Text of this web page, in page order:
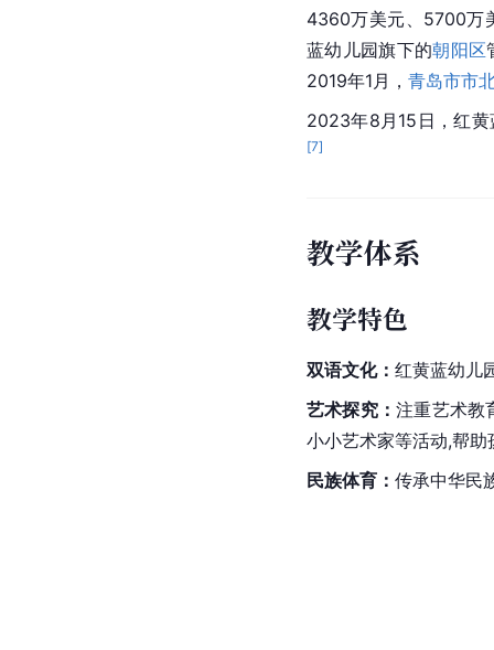
4360万美元、5700万
蓝幼儿园旗下的朝阳区
2019年1月， 青岛市市
2023年8月15日，红
[7]
教学体系
教学特色
双语文化： 红黄蓝幼儿
艺术探究：注重艺术教
小小艺术家等活动,帮
民族体育： 传承中华民